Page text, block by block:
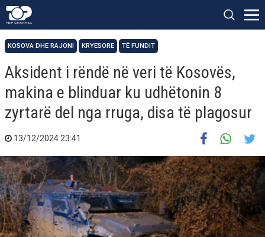
KOSOVA DHE RAJONI KRYESORE TË FUNDIT
Aksident i rëndë në veri të Kosovës,
makina e blinduar ku udhëtonin 8
zyrtarë del nga rruga, disa të plagosur
13/12/2024 23:41